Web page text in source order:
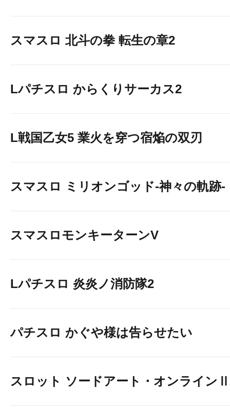
スマスロ 北斗の拳 転生の章2
Lパチスロ からくりサーカス2
L戦国乙女5 業火を穿つ宿焔の双刃
スマスロ ミリオンゴッド-神々の軌跡-
スマスロモンキーターンV
Lパチスロ 炎炎ノ消防隊2
パチスロ かぐや様は告らせたい
スロット ソードアート・オンラインⅡ